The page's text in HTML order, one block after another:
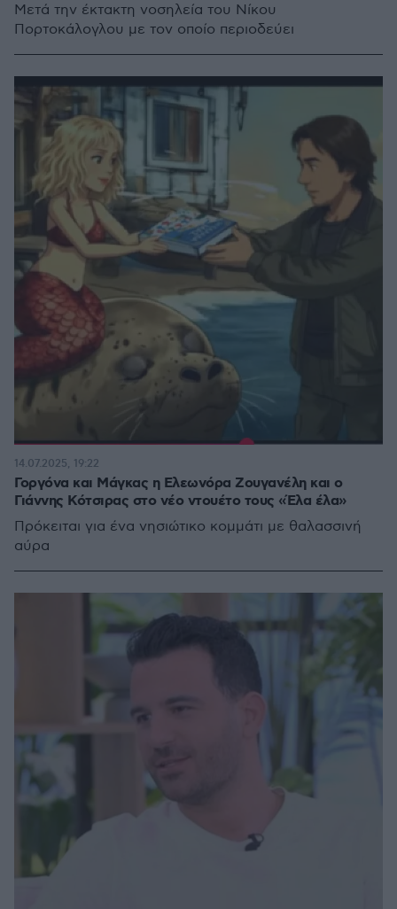
Μετά την έκτακτη νοσηλεία του Νίκου
Πορτοκάλογλου με τον οποίο περιοδεύει
Γοργόνα και Μάγκας η Ελεωνόρα Ζουγανέλη και ο
Γιάννης Κότσιρας στο νέο ντουέτο τους «Έλα έλα»
Πρόκειται για ένα νησιώτικο κομμάτι με θαλασσινή
αύρα
14.07.2025, 19:22